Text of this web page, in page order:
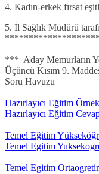
4. Kadın-erkek fırsat
5. İl Sağlık Müdürü
*** Aday Memurların
Üçüncü Kısım 9.
Soru Havuzu
Hazırlayıcı Eğitim
Hazırlayıcı Eğitim
Temel Eğitim
Temel Egitim
Temel Egitim